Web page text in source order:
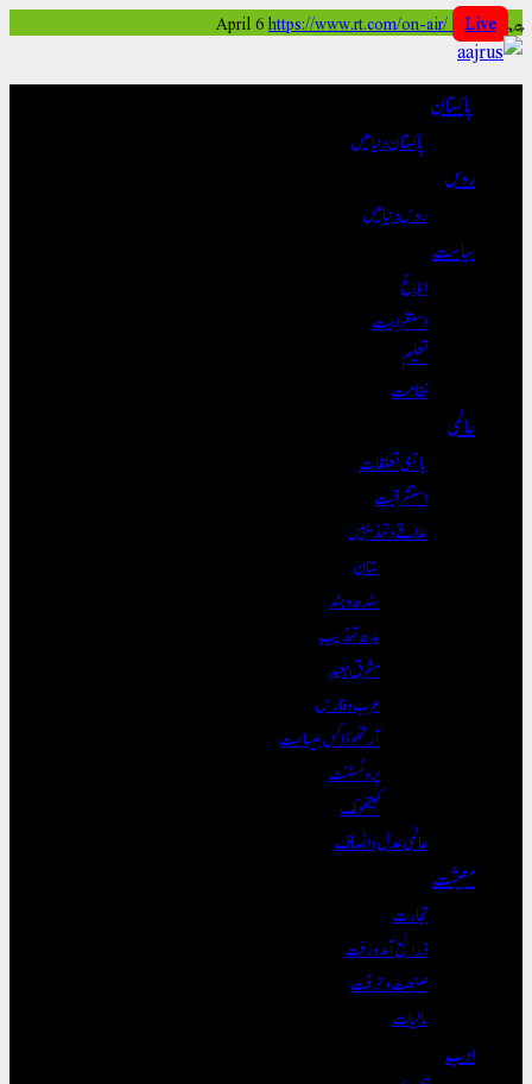
Skip
to
content
پیر, April 6 https://www.rt.com/on-air/ Live
پاکستان
پاکستان دنیا میں
روس
روس دنیا میں
سیاست
ابلاغ
استغرابیت
تعلیم
نظامت
عالمی
باہمی تعلقات
استشراقیت
علاقے و تہذیبیں
ستان
سندھ و ہند
بدھ تہذیب
مشرق بعید
عرب و فارس
آرتھوڈاکس عیسائیت
پروٹسٹنٹ
کیتھولک
عالمی عدل و انصاف
معیشت
تجارت
ذرائع آمدورفت
صنعت و حرفت
مالیات
ادب